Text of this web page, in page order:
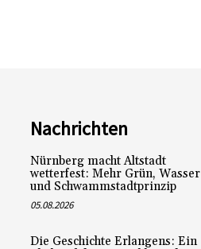
Nachrichten
Nürnberg macht Altstadt
wetterfest: Mehr Grün, Wasser
und Schwammstadtprinzip
05.08.2026
Die Geschichte Erlangens: Ein